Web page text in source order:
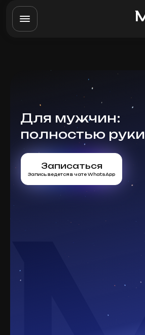
Для мужчин:
полностью руки
Записаться
Запись ведется в чате WhatsApp